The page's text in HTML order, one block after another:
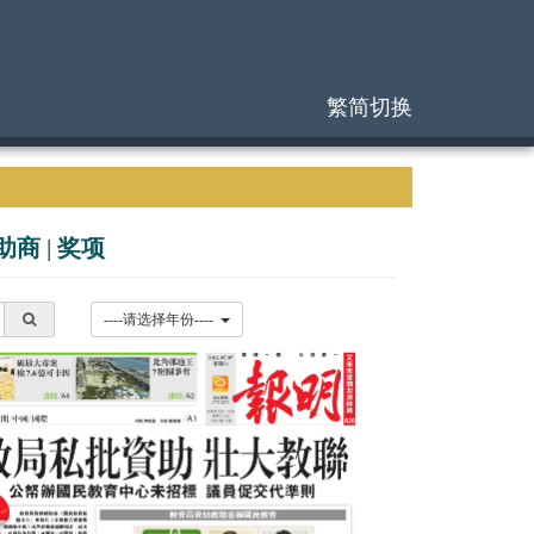
繁简切换
商 | 奖项